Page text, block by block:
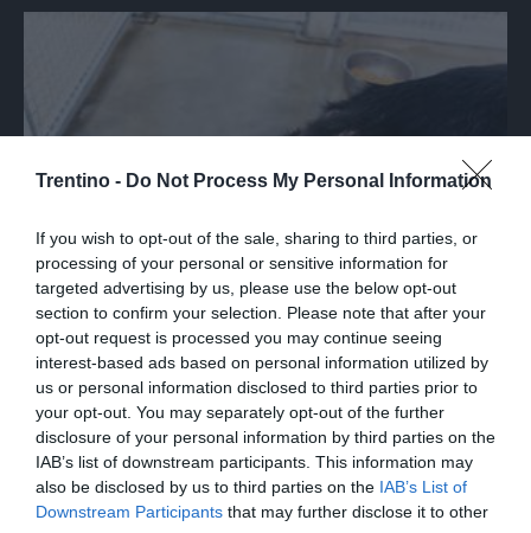
Trentino - Do Not Process My Personal Information
If you wish to opt-out of the sale, sharing to third parties, or
processing of your personal or sensitive information for
targeted advertising by us, please use the below opt-out
section to confirm your selection. Please note that after your
opt-out request is processed you may continue seeing
interest-based ads based on personal information utilized by
us or personal information disclosed to third parties prior to
your opt-out. You may separately opt-out of the further
disclosure of your personal information by third parties on the
IAB’s list of downstream participants. This information may
also be disclosed by us to third parties on the IAB’s List of
Downstream Participants that may further disclose it to other
I cani "salvati" a Lavarone (Foto Lav)